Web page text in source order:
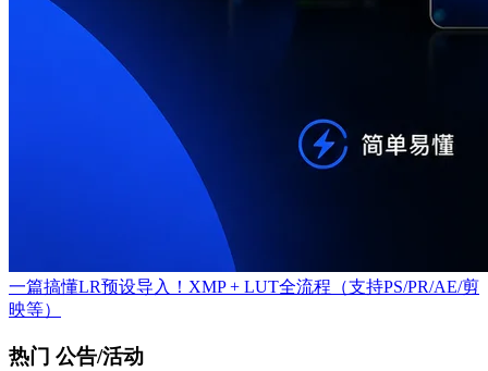
一篇搞懂LR预设导入！XMP + LUT全流程（支持PS/PR/AE/剪
映等）
热门 公告/活动